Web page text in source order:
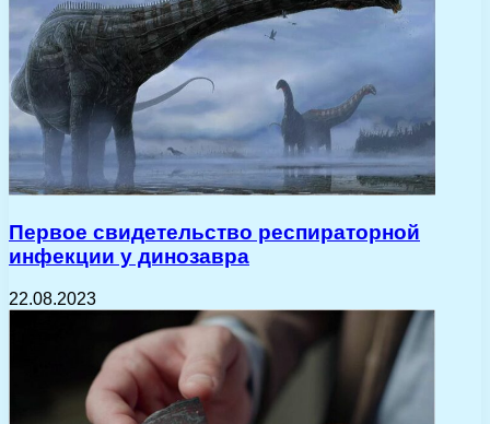
Первое свидетельство респираторной
инфекции у динозавра
22.08.2023